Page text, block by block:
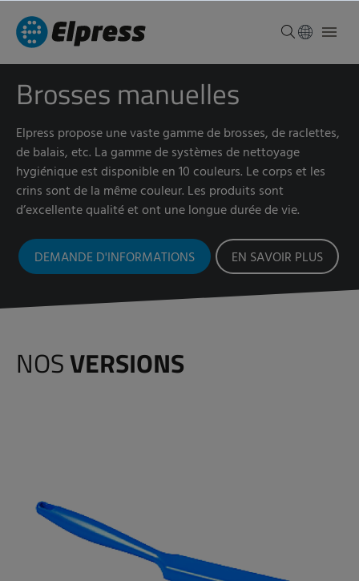
Brosses manuelles
Elpress propose une vaste gamme de brosses, de raclettes,
de balais, etc. La gamme de systèmes de nettoyage
hygiénique est disponible en 10 couleurs. Le corps et les
crins sont de la même couleur. Les produits sont
d’excellente qualité et ont une longue durée de vie.
DEMANDE D'INFORMATIONS EN SAVOIR PLUS
NOSVERSIONS